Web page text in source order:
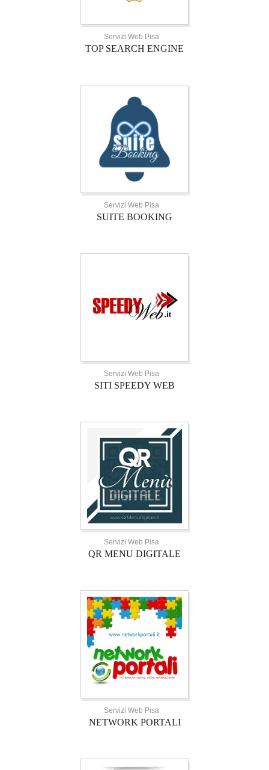
Servizi Web Pisa
TOP SEARCH ENGINE
Servizi Web Pisa
SUITE BOOKING
Servizi Web Pisa
SITI SPEEDY WEB
Servizi Web Pisa
QR MENU DIGITALE
Servizi Web Pisa
NETWORK PORTALI